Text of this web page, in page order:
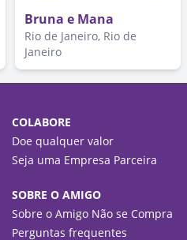
Bruna e Mana
Rio de Janeiro, Rio de
Janeiro
COLABORE
Doe qualquer valor
Seja uma Empresa Parceira
SOBRE O AMIGO
Sobre o Amigo Não se Compra
Perguntas frequentes